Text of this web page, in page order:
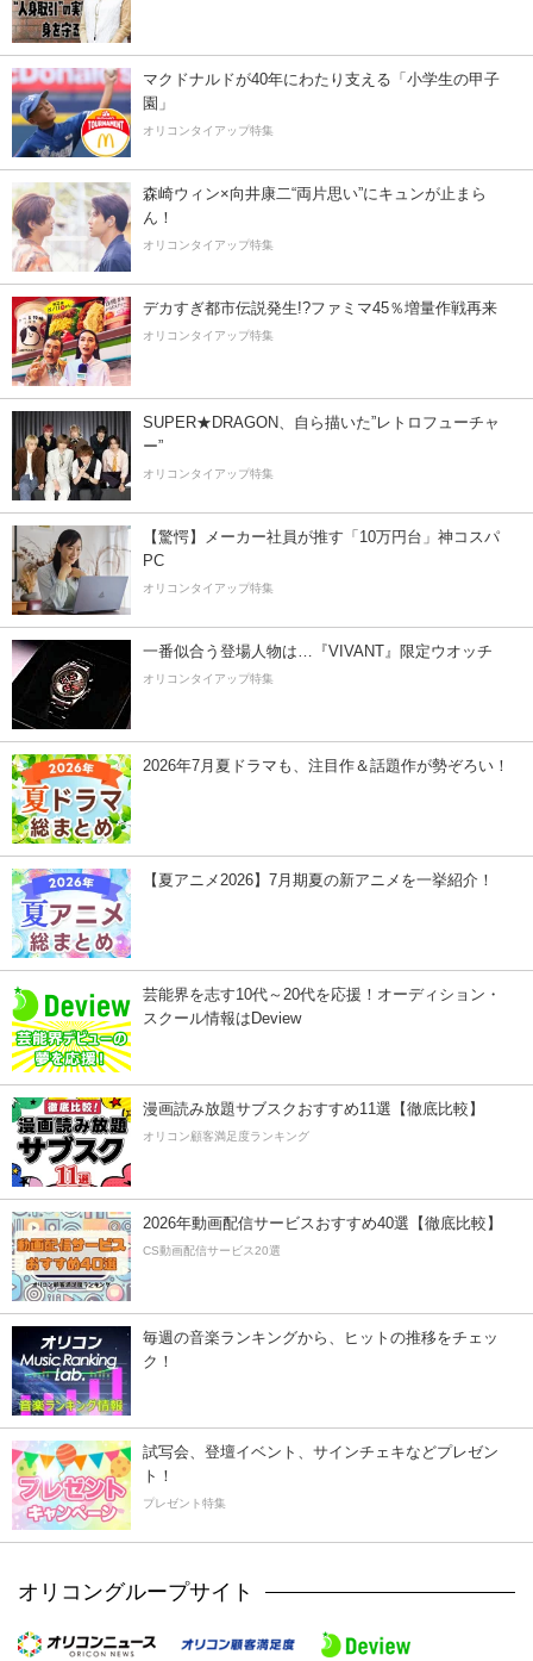
マクドナルドが40年にわたり支える「小学生の甲子
園」
オリコンタイアップ特集
森崎ウィン×向井康二“両片思い”にキュンが止まら
ん！
オリコンタイアップ特集
デカすぎ都市伝説発生!?ファミマ45％増量作戦再来
オリコンタイアップ特集
SUPER★DRAGON、自ら描いた”レトロフューチャ
ー”
オリコンタイアップ特集
【驚愕】メーカー社員が推す「10万円台」神コスパ
PC
オリコンタイアップ特集
一番似合う登場人物は…『VIVANT』限定ウオッチ
オリコンタイアップ特集
2026年7月夏ドラマも、注目作＆話題作が勢ぞろい！
【夏アニメ2026】7月期夏の新アニメを一挙紹介！
芸能界を志す10代～20代を応援！オーディション・
スクール情報はDeview
漫画読み放題サブスクおすすめ11選【徹底比較】
オリコン顧客満足度ランキング
2026年動画配信サービスおすすめ40選【徹底比較】
CS動画配信サービス20選
毎週の音楽ランキングから、ヒットの推移をチェッ
ク！
試写会、登壇イベント、サインチェキなどプレゼン
ト！
プレゼント特集
オリコングループサイト